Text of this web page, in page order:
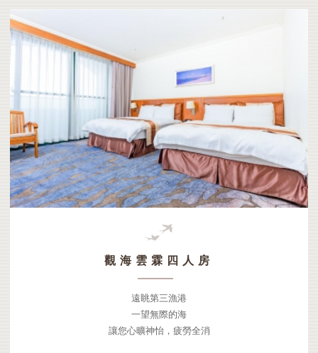
觀海雲霖四人房
遠眺第三漁港
一望無際的海
讓您心曠神怡，疲勞全消